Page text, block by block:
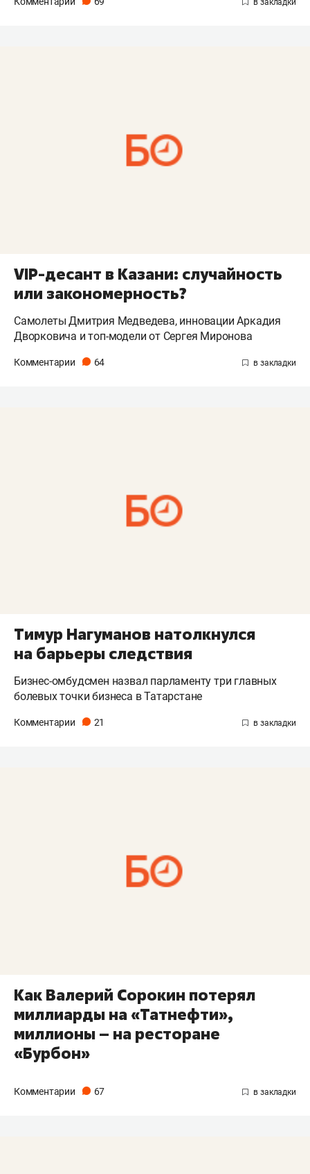
VIP-десант в Казани: случайность
или закономерность?
Самолеты Дмитрия Медведева, инновации Аркадия
Дворковича и топ-модели от Сергея Миронова
Комментарии 64
Тимур Нагуманов натолкнулся
на барьеры следствия
Бизнес-омбудсмен назвал парламенту три главных
болевых точки бизнеса в Татарстане
Комментарии 21
Как Валерий Сорокин потерял
миллиарды на «Татнефти»,
миллионы – на ресторане
«Бурбон»
Комментарии 67